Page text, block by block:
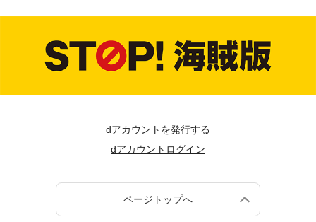
dアカウントを発行する
dアカウントログイン
ページトップへ